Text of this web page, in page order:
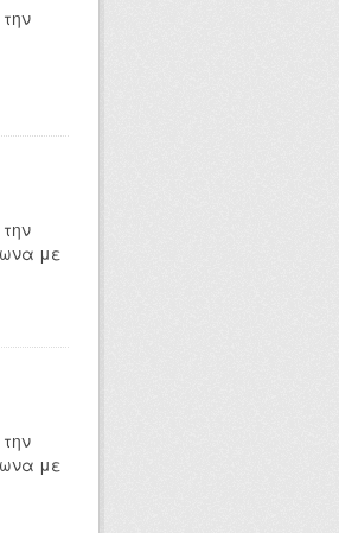
με
με